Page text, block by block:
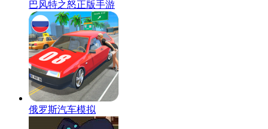
巴风特之怒正版手游
俄罗斯汽车模拟